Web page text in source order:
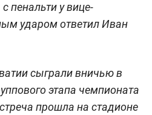
пенальти у вице-
ударом ответил Иван
сыграли вничью в
этапа чемпионата
прошла на стадионе